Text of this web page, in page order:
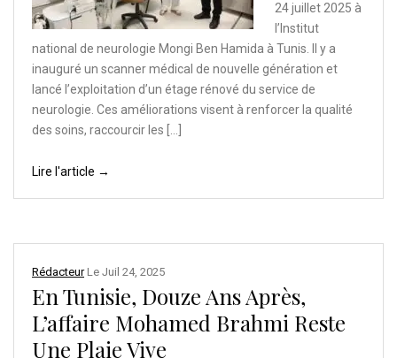
24 juillet 2025 à
l’Institut
national de neurologie Mongi Ben Hamida à Tunis. Il y a
inauguré un scanner médical de nouvelle génération et
lancé l’exploitation d’un étage rénové du service de
neurologie. Ces améliorations visent à renforcer la qualité
des soins, raccourcir les […]
Lire l'article →
RédacteurLe Juil 24, 2025
En Tunisie, Douze Ans Après,
L’affaire Mohamed Brahmi Reste
Une Plaie Vive